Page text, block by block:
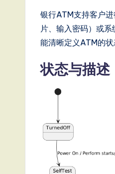
ft
w
银行ATM支持客户
片、输入密码）或
能清晰定义ATM的
状态与描述